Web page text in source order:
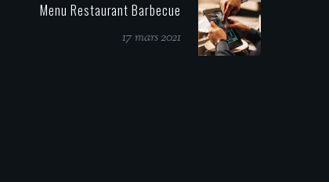
Menu Restaurant Barbecue
17 mars 2021